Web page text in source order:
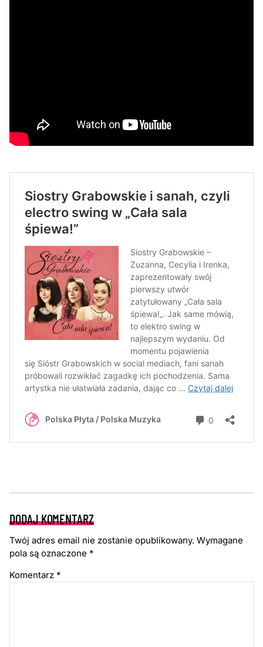
DODAJ KOMENTARZ
Twój adres email nie zostanie opublikowany. Wymagane
pola są oznaczone *
Komentarz *